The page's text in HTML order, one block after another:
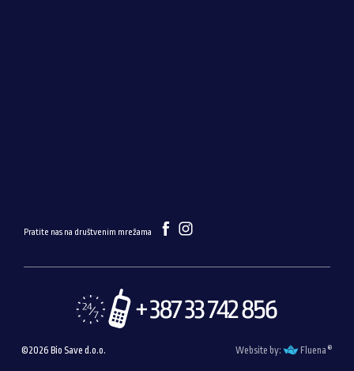
Pratite nas na društvenim mrežama
©2026 Bio Save d.o.o. Website by: Fluena ®